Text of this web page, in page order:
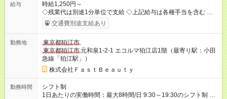
給与
時給1,250円～
◇残業代は別途1分単位で支給 ◇上記給与は各種手当を含む ◇毎
月インセンティブポイント付与 ・店舗売上や入客人数などに応
じてインセンティブポイントを付与 ・ポイントは6ヶ月に一度引
理美容師手当あり 研修期間6ヶ月間は以下給与のみ変更あり 時
給1230円 ※交通費支給（～500円/日） ※給与に関しては2025年
度の最低賃金を反映済み ※各都道府県の施行月より適応、入社
時期によっては変動の可能性あり 詳細は、採用担当へお問い合
わせください 【試用期間】試用期間なし
交通費別途支給あり
勤務地
東京都狛江市
東京都狛江市元和泉1-2-1 エコルマ狛江店1階（最寄り駅：小田
急線「狛江駅」）
株式会社ＦａｓｔＢｅａｕｔｙ
勤務時間
シフト制
1日あたりの実働時間：最大8時間/日 9:30～19:30のシフト制 週